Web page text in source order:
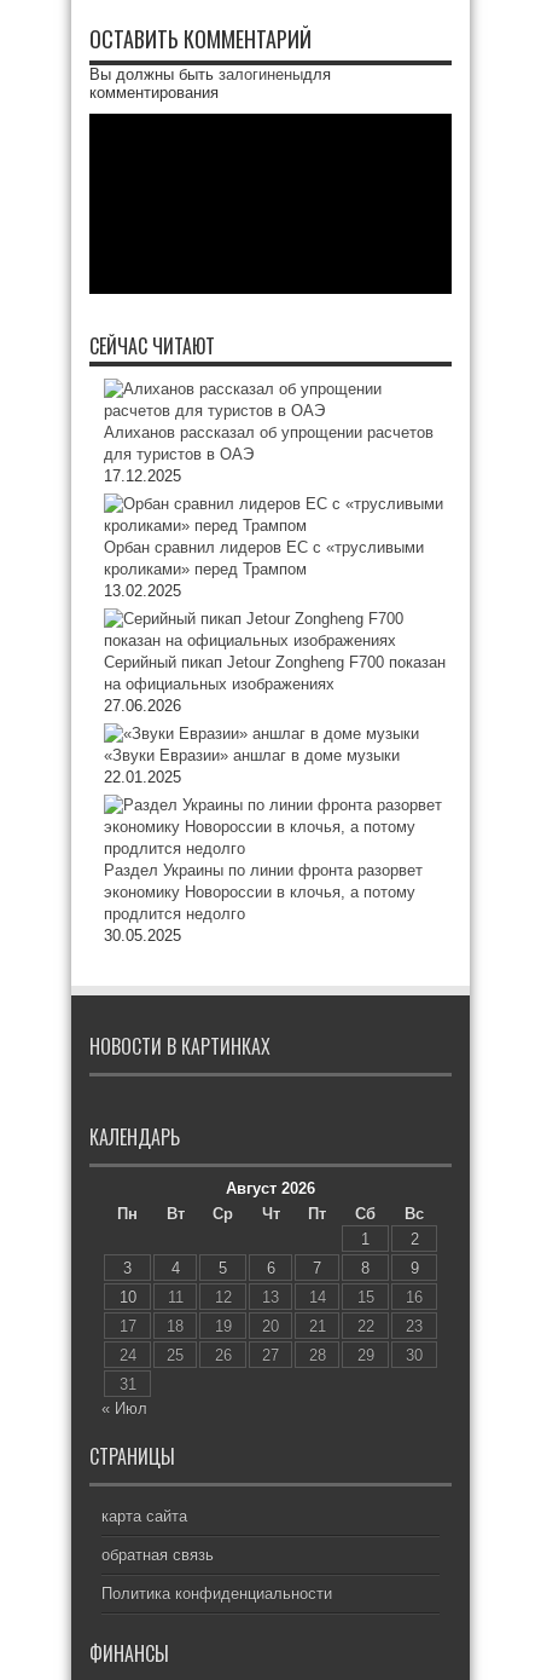
ОСТАВИТЬ КОММЕНТАРИЙ
Вы должны быть залогиненыдля
комментирования
СЕЙЧАС ЧИТАЮТ
Алиханов рассказал об упрощении расчетов
для туристов в ОАЭ
17.12.2025
Орбан сравнил лидеров ЕС с «трусливыми
кроликами» перед Трампом
13.02.2025
Серийный пикап Jetour Zongheng F700 показан
на официальных изображениях
27.06.2026
«Звуки Евразии» аншлаг в доме музыки
22.01.2025
Раздел Украины по линии фронта разорвет
экономику Новороссии в клочья, а потому
продлится недолго
30.05.2025
НОВОСТИ В КАРТИНКАХ
КАЛЕНДАРЬ
Август 2026
Пн
Вт Ср Чт Пт Сб
Вс
1
2
3
4 5 6 7 8
9
10
11 12 13 14 15
16
17
18 19 20 21 22
23
24
25 26 27 28 29
30
31
« Июл
СТРАНИЦЫ
карта сайта
обратная связь
Политика конфиденциальности
ФИНАНСЫ